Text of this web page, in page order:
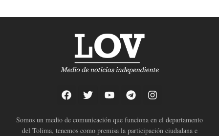
Somos un medio de comunicación que funciona en el departamento
del Tolima, tenemos como premisa la participación ciudadana e